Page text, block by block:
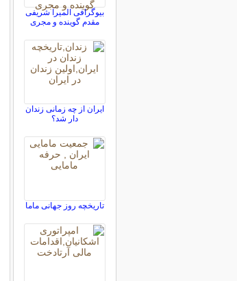
بیوگرافی المیرا شریفی
مقدم گوینده و مجری
ایران از چه زمانی زندان
دار شد؟
تاریخچه روز جهانی ماما